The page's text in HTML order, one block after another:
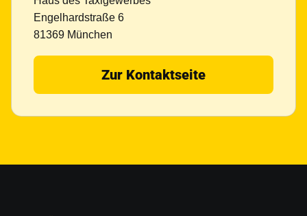
Engelhardstraße 6
81369 München
Zur Kontaktseite